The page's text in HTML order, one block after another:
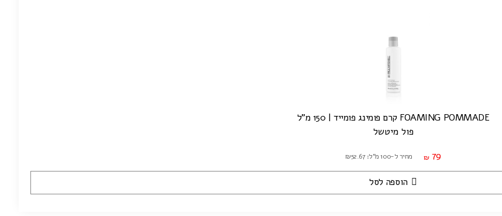
FOAMING POMMADE קרם פומינג פומייד | 150 מ"ל
פול מיטשל
₪ 79 מחיר ל-100 מ"ל: ₪52.67
הוספה לסל